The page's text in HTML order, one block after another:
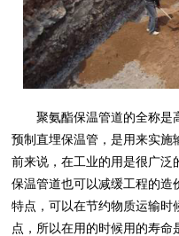
聚氨酯保温管道的全称是
预制直埋保温管，是用来实施
前来说，在工业的用是很广泛
保温管道也可以减缓工程的造
特点，可以在节约物质运输时
点，所以在用的时候用的寿